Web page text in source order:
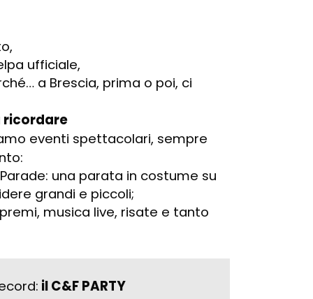
ufficiale,
a Brescia, prima o poi, ci
ricordare
eventi spettacolari, sempre
una parata in costume su
grandi e piccoli;
musica live, risate e tanto
il C&F PARTY